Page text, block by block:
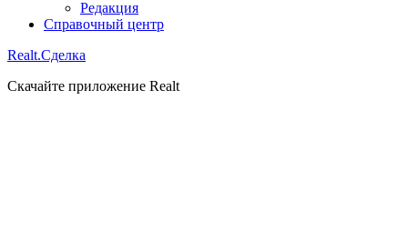
Редакция
Справочный центр
Realt.Сделка
Скачайте приложение Realt